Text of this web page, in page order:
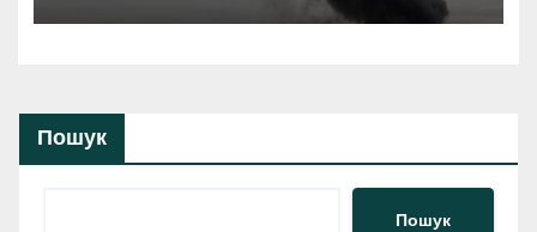
Пошук
Пошук